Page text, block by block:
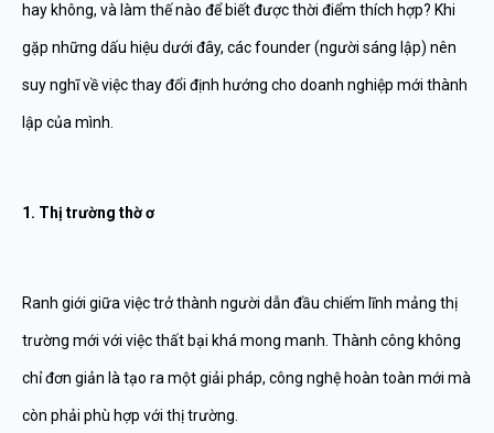
hay không, và làm thế nào để biết được thời điểm thích hợp? Khi
gặp những dấu hiệu dưới đây, các founder (người sáng lập) nên
suy nghĩ về việc thay đổi định hướng cho doanh nghiệp mới thành
lập của mình.
1. Thị trường thờ ơ
Ranh giới giữa việc trở thành người dẫn đầu chiếm lĩnh mảng thị
trường mới với việc thất bại khá mong manh. Thành công không
chỉ đơn giản là tạo ra một giải pháp, công nghệ hoàn toàn mới mà
còn phải phù hợp với thị trường.